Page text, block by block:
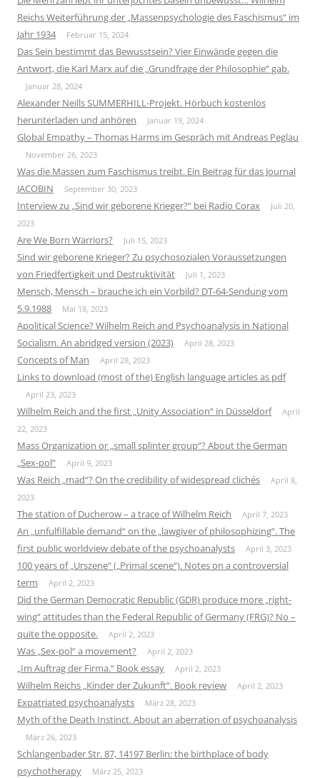
Reichs Weiterführung der „Massenpsychologie des Faschismus“ im
Jahr 1934
Februar 15, 2024
Das Sein bestimmt das Bewusstsein? Vier Einwände gegen die
Antwort, die Karl Marx auf die „Grundfrage der Philosophie“ gab.
Januar 28, 2024
Alexander Neills SUMMERHILL-Projekt. Hörbuch kostenlos
herunterladen und anhören
Januar 19, 2024
Global Empathy – Thomas Harms im Gespräch mit Andreas Peglau
November 26, 2023
Was die Massen zum Faschismus treibt. Ein Beitrag für das Journal
JACOBIN
September 30, 2023
Interview zu „Sind wir geborene Krieger?“ bei Radio Corax
Juli 20,
2023
Are We Born Warriors? Juli 15, 2023
Sind wir geborene Krieger? Zu psychosozialen Voraussetzungen
von Friedfertigkeit und Destruktivität
Juli 1, 2023
Mensch, Mensch – brauche ich ein Vorbild? DT-64-Sendung vom
5.9.1988
Mai 18, 2023
Apolitical Science? Wilhelm Reich and Psychoanalysis in National
Socialism. An abridged version (2023)
April 28, 2023
Concepts of Man April 28, 2023
Links to download (most of the) English language articles as pdf
April 23, 2023
Wilhelm Reich and the first „Unity Association“ in Düsseldorf
April
22, 2023
Mass Organization or „small splinter group“? About the German
„Sex-pol“
April 9, 2023
Was Reich „mad“? On the credibility of widespread clichés
April 8,
2023
The station of Ducherow – a trace of Wilhelm Reich April 7, 2023
An „unfulfillable demand“ on the „lawgiver of philosophizing“. The
first public worldview debate of the psychoanalysts
April 3, 2023
100 years of „Urszene“ („Primal scene“). Notes on a controversial
term
April 2, 2023
Did the German Democratic Republic (GDR) produce more „right-
wing“ attitudes than the Federal Republic of Germany (FRG)? No –
quite the opposite.
April 2, 2023
Was „Sex-pol“ a movement? April 2, 2023
„Im Auftrag der Firma.“ Book essay April 2, 2023
Wilhelm Reichs „Kinder der Zukunft“. Book review April 2, 2023
Expatriated psychoanalysts März 28, 2023
Myth of the Death Instinct. About an aberration of psychoanalysis
März 26, 2023
Schlangenbader Str. 87, 14197 Berlin: the birthplace of body
psychotherapy
März 25, 2023